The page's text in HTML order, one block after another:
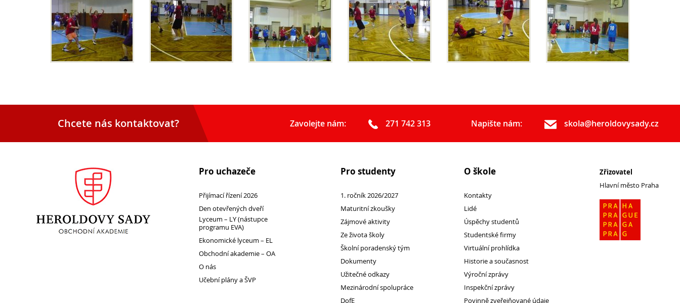
Chcete nás kontaktovat? Zavolejte nám: 271 742 313 Napište nám: skola@heroldovysady.cz
Pro uchazeče
Přijímací řízení 2026
Den otevřených dveří
Lyceum – LY (nástupce
programu EVA)
Ekonomické lyceum – EL
Obchodní akademie – OA
O nás
Učební plány a ŠVP
Pro studenty
1. ročník 2026/2027
Maturitní zkoušky
Zájmové aktivity
Ze života školy
Školní poradenský tým
Dokumenty
Užitečné odkazy
Mezinárodní spolupráce
DofE
O škole
Kontakty
Lidé
Úspěchy studentů
Studentské firmy
Virtuální prohlídka
Historie a současnost
Výroční zprávy
Inspekční zprávy
Povinně zveřejňované údaje
Zřizovatel
Hlavní město Praha